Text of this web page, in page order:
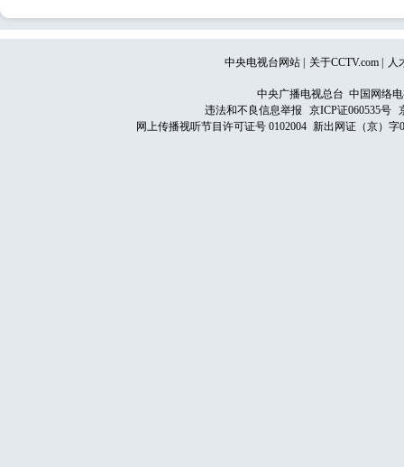
中央电视台网站 关于CCTV.com 人
中央广播电视总台 中国网络
违法和不良信息举报
京ICP证060535号
网上传播视听节目许可证号 0102004 新出网证（京）